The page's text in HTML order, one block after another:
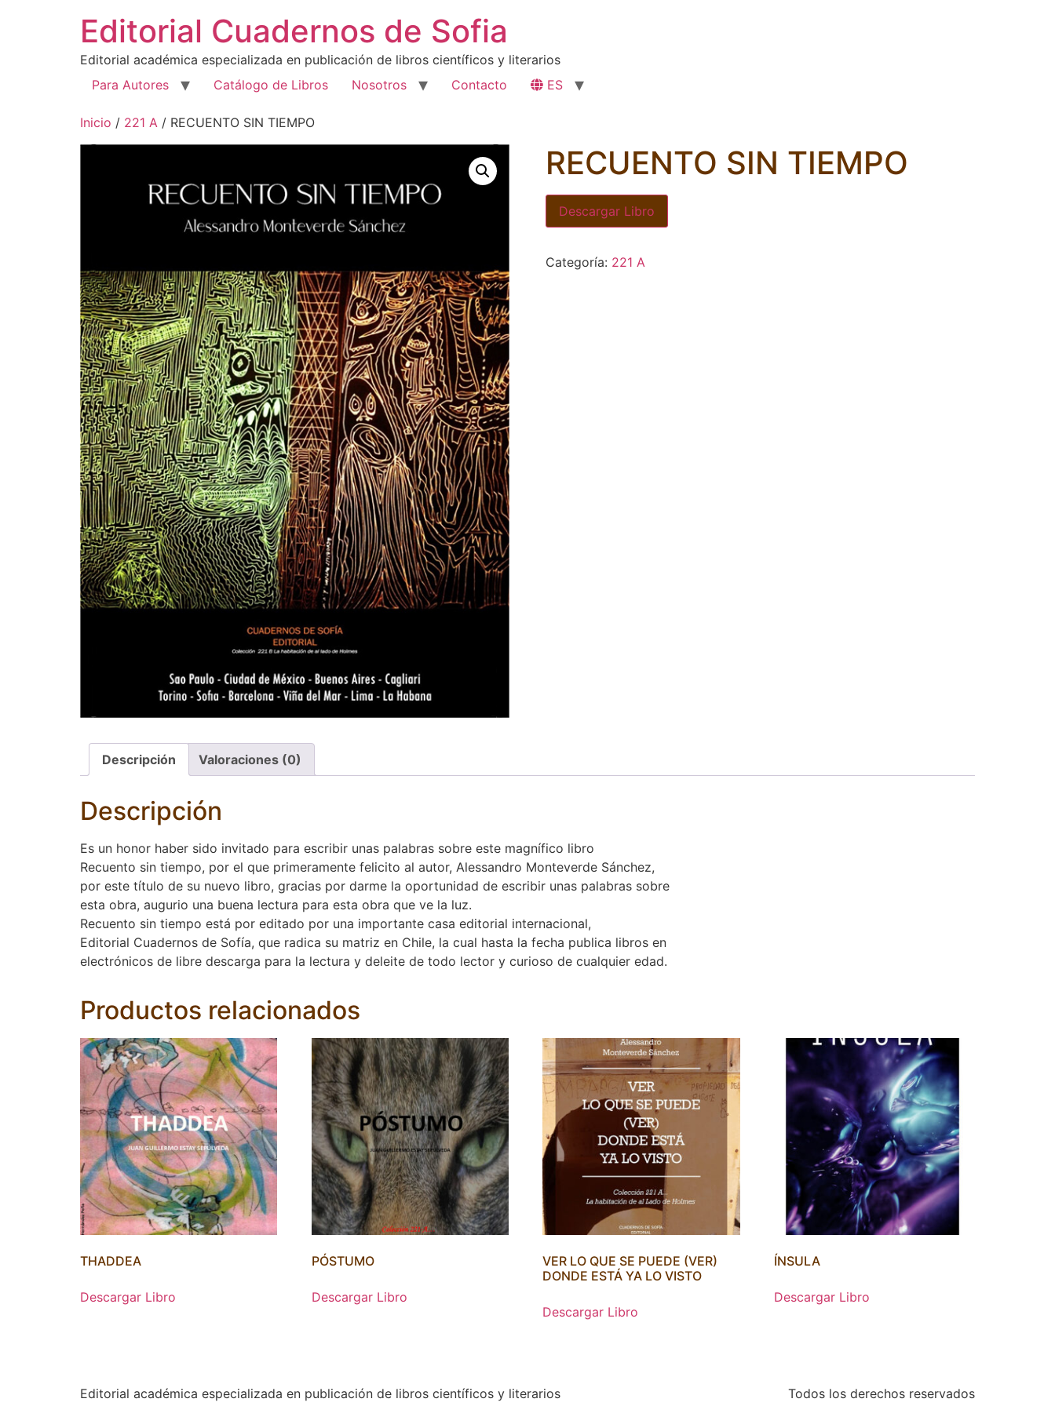
Editorial Cuadernos de Sofia
Editorial académica especializada en publicación de libros científicos y literarios
Para Autores
Catálogo de Libros Nosotros Contacto ES
Inicio / 221 A / RECUENTO SIN TIEMPO
RECUENTO SIN TIEMPO
Descargar Libro
Categoría: 221 A
Descripción Valoraciones (0)
Descripción
Es un honor haber sido invitado para escribir unas palabras sobre este magnífico libro
Recuento sin tiempo, por el que primeramente felicito al autor, Alessandro Monteverde Sánchez,
por este título de su nuevo libro, gracias por darme la oportunidad de escribir unas palabras sobre
esta obra, augurio una buena lectura para esta obra que ve la luz.
Recuento sin tiempo está por editado por una importante casa editorial internacional,
Editorial Cuadernos de Sofía, que radica su matriz en Chile, la cual hasta la fecha publica libros en
electrónicos de libre descarga para la lectura y deleite de todo lector y curioso de cualquier edad.
Productos relacionados
THADDEA
Descargar Libro
PÓSTUMO
Descargar Libro
VER LO QUE SE PUEDE (VER)
DONDE ESTÁ YA LO VISTO
Descargar Libro
ÍNSULA
Descargar Libro
Editorial académica especializada en publicación de libros científicos y literarios Todos los derechos reservados